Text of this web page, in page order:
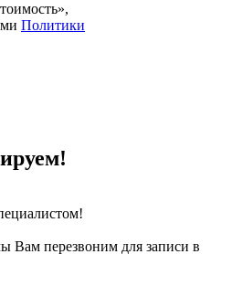
Политики
Вам перезвоним для записи в